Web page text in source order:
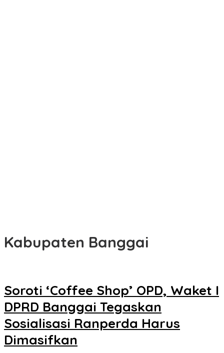
Kabupaten Banggai
Soroti ‘Coffee Shop’ OPD, Waket I
DPRD Banggai Tegaskan
Sosialisasi Ranperda Harus
Dimasifkan